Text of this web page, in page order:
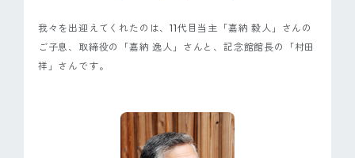
我々を出迎えてくれたのは、11代目当主「嘉納 毅人」さんの
ご子息、取締役の「嘉納 逸人」さんと、記念館館長の「村田
祥」さんです。